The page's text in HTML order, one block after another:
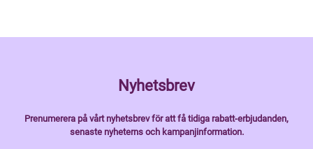
Nyhetsbrev
Prenumerera på vårt nyhetsbrev för att få tidiga rabatt-erbjudanden,
senaste nyheterns och kampanjinformation.